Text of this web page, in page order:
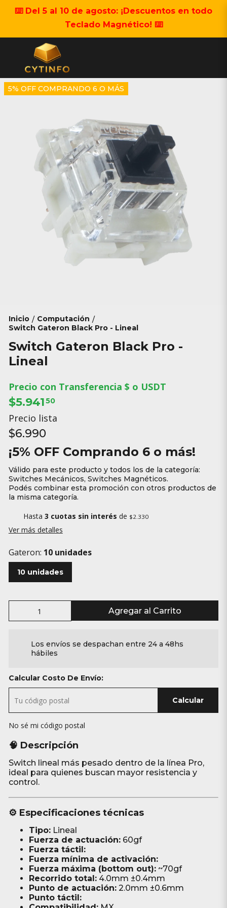
⌨️ Del 5 al 10 de agosto: ¡Descuentos en todo
Teclado Magnético! ⌨️
5% OFF COMPRANDO 6 O MÁS
Inicio / Computación /
Switch Gateron Black Pro - Lineal
Switch Gateron Black Pro -
Lineal
Precio con Transferencia $ o USDT
$5.94150
Precio lista
$6.990
¡5% OFF Comprando 6 o más!
Válido para este producto y todos los de la categoría:
Switches Mecánicos, Switches Magnéticos.
Podés combinar esta promoción con otros productos de
la misma categoría.
Hasta 3 cuotas sin interés de $2.330
Ver más detalles
Gateron: 10 unidades
10 unidades
Agregar al Carrito
Los envíos se despachan entre 24 a 48hs
hábiles
Calcular Costo De Envío:
Calcular
No sé mi código postal
🧠 Descripción
Switch lineal más pesado dentro de la línea Pro,
ideal para quienes buscan mayor resistencia y
control.
⚙️ Especificaciones técnicas
Tipo:Lineal
Fuerza de actuación:60gf
Fuerza táctil:
Fuerza mínima de activación:
Fuerza máxima (bottom out):~70gf
Recorrido total:4.0mm ±0.4mm
Punto de actuación:2.0mm ±0.6mm
Punto táctil: